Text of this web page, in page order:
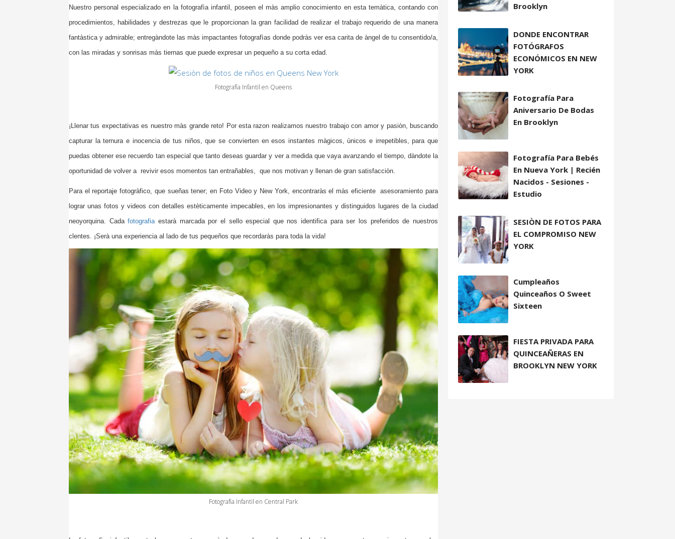
Nuestro personal especializado en la fotografìa infantil, poseen el màs amplio conocimiento en esta temàtica, contando con
procedimientos, habilidades y destrezas que le proporcionan la gran facilidad de realizar el trabajo requerido de una manera
fantàstica y admirable; entregàndote las màs impactantes fotografìas donde podràs ver esa carita de àngel de tu consentido/a,
con las miradas y sonrisas màs tiernas que puede expresar un pequeño a su corta edad.
Fotografìa Infantil en Queens
¡Llenar tus expectativas es nuestro màs grande reto! Por esta razon realizamos nuestro trabajo con amor y pasiòn, buscando
capturar la ternura e inocencia de tus niños, que se convierten en esos instantes màgicos, ùnicos e irrepetibles, para que
puedas obtener ese recuerdo tan especial que tanto deseas guardar y ver a medida que vaya avanzando el tiempo, dàndote la
oportunidad de volver a revivir esos momentos tan entrañables, que nos motivan y llenan de gran satisfacciòn.
Para el reportaje fotogràfico, que sueñas tener; en Foto Video y New York, encontraràs el màs eficiente asesoramiento para
lograr unas fotos y videos con detalles estèticamente impecables, en los impresionantes y distinguidos lugares de la ciudad
neoyorquina. Cadafotografia estarà marcada por el sello especial que nos identifica para ser los preferidos de nuestros
clentes. ¡Serà una experiencia al lado de tus pequeños que recordaràs para toda la vida!
Fotografìa Infantil en Central Park
Brooklyn
DONDE ENCONTRAR
FOTÓGRAFOS
ECONÓMICOS EN NEW
YORK
Fotografía Para
Aniversario De Bodas
En Brooklyn
Fotografía Para Bebés
En Nueva York | Recién
Nacidos - Sesiones -
Estudio
SESIÒN DE FOTOS PARA
EL COMPROMISO NEW
YORK
Cumpleaños
Quinceaños O Sweet
Sixteen
FIESTA PRIVADA PARA
QUINCEAÑERAS EN
BROOKLYN NEW YORK